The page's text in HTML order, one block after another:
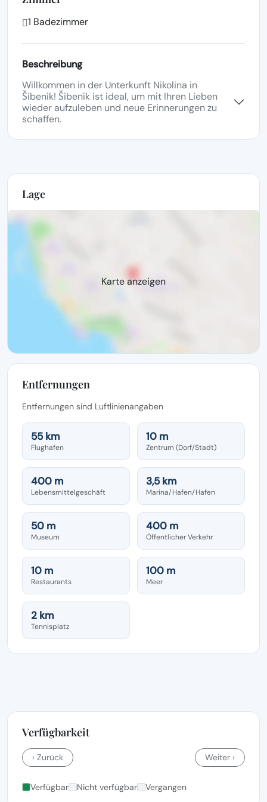
1 Badezimmer
Beschreibung
Willkommen in der Unterkunft Nikolina in
Šibenik! Šibenik ist ideal, um mit Ihren Lieben
wieder aufzuleben und neue Erinnerungen zu
schaffen.
Lage
Karte anzeigen
Entfernungen
Entfernungen sind Luftlinienangaben
55 km
Flughafen
10 m
Zentrum (Dorf/Stadt)
400 m
Lebensmittelgeschäft
3,5 km
Marina/Hafen/Hafen
50 m
Museum
400 m
Öffentlicher Verkehr
10 m
Restaurants
100 m
Meer
2 km
Tennisplatz
Verfügbarkeit
‹ Zurück Weiter ›
Verfügbar Nicht verfügbar Vergangen